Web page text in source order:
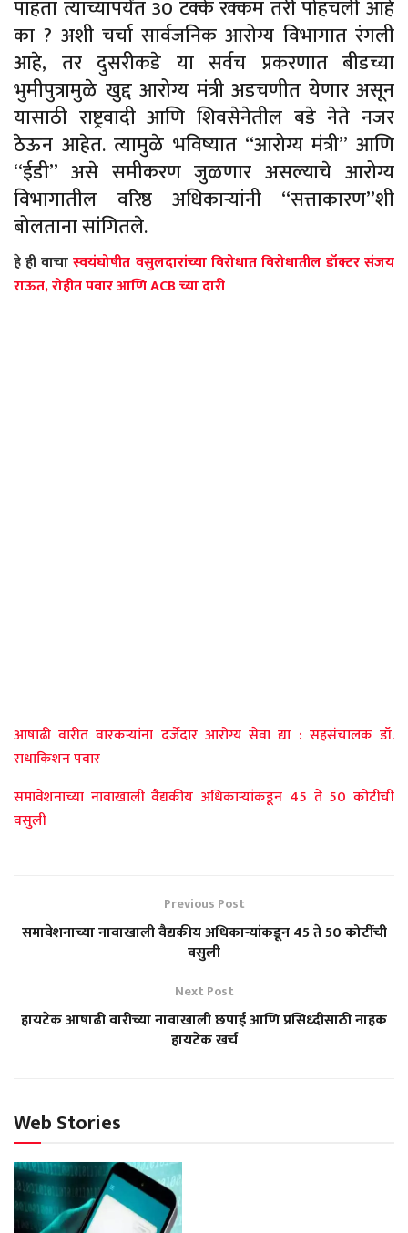
पाहता त्यांच्यापर्यंत 30 टक्के रक्कम तरी पोहचली आहे
का ? अशी चर्चा सार्वजनिक आरोग्य विभागात रंगली
आहे, तर दुसरीकडे या सर्वच प्रकरणात बीडच्या
भुमीपुत्रामुळे खुद्द आरोग्य मंत्री अडचणीत येणार असून
यासाठी राष्ट्रवादी आणि शिवसेनेतील बडे नेते नजर
ठेऊन आहेत. त्यामुळे भविष्यात “आरोग्य मंत्री” आणि
“ईडी” असे समीकरण जुळणार असल्याचे आरोग्य
विभागातील वरिष्ठ अधिकाऱ्यांनी “सत्ताकारण”शी
बोलताना सांगितले.
हेहीवाचास्वयंघोषीत वसुलदारांच्या विरोधात विरोधातील डॉक्टर संजय
राऊत, रोहीत पवार आणि ACB च्या दारी
आषाढी वारीत वारकऱ्यांना दर्जेदार आरोग्य सेवा द्या : सहसंचालक डॉ.
राधाकिशन पवार
समावेशनाच्या नावाखाली वैद्यकीय अधिकाऱ्यांकडून 45 ते 50 कोटींची
वसुली
Previous Post
समावेशनाच्या नावाखाली वैद्यकीय अधिकाऱ्यांकडून 45 ते 50 कोटींची
वसुली
Next Post
हायटेक आषाढी वारीच्या नावाखाली छपाई आणि प्रसिध्दीसाठी नाहक
हायटेक खर्च
Web Stories